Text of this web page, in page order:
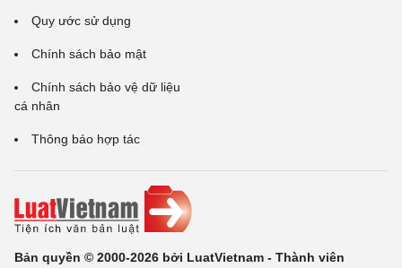
Quy ước sử dụng
Chính sách bảo mật
Chính sách bảo vệ dữ liệu
cá nhân
Thông báo hợp tác
Bản quyền © 2000-2026 bởi LuatVietnam - Thành viên